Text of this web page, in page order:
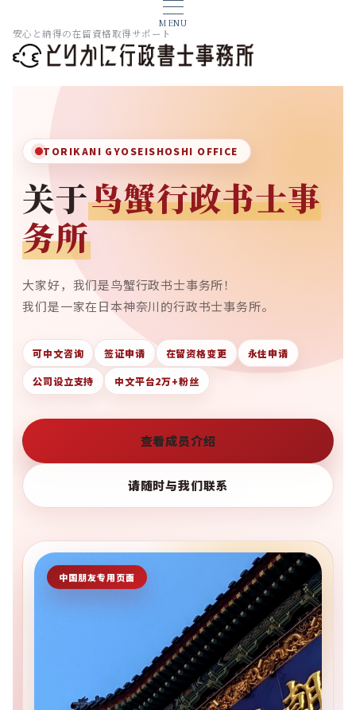
MENU
安心と納得の在留資格取得サポート
TORIKANI GYOSEISHOSHI OFFICE
关于鸟蟹行政书士事
务所
大家好，我们是鸟蟹行政书士事务所！
我们是一家在日本神奈川的行政书士事务所。
可中文咨询 签证申请 在留资格变更 永住申请
公司设立支持 中文平台2万+粉丝
查看成员介绍
请随时与我们联系
中国朋友专用页面